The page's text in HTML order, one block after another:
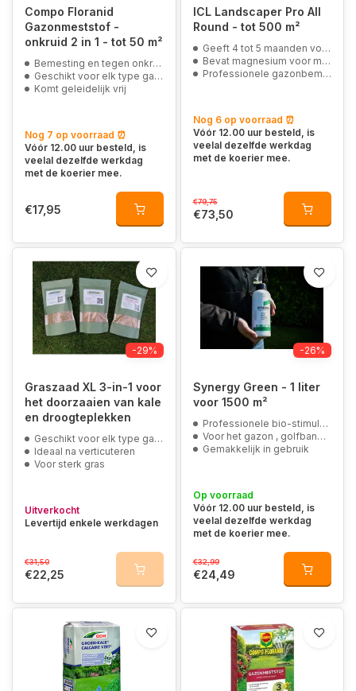
Compo Floranid
Gazonmeststof -
onkruid 2 in 1 - tot 50 m²
Bemesting en tegen onkruid
Geschikt voor elk type gazon
Komt geleidelijk vrij
Nog 7 op voorraad ⏰
Vóór 12.00 uur besteld, is
veelal dezelfde werkdag
met de koerier mee.
€17,95
ICL Landscaper Pro All
Round - tot 500 m²
Geeft 4 tot 5 maanden voeding
Bevat magnesium voor mooie graskleur
Professionele gazonbemesting
Nog 6 op voorraad ⏰
Vóór 12.00 uur besteld, is
veelal dezelfde werkdag
met de koerier mee.
€79,75
€73,50
-29%
Graszaad XL 3-in-1 voor
het doorzaaien van kale
en droogteplekken
Geschikt voor elk type gazon
Ideaal na verticuteren
Voor sterk gras
Uitverkocht
Levertijd enkele werkdagen
€31,50
€22,25
-26%
Synergy Green - 1 liter
voor 1500 m²
Professionele bio-stimulans
Voor het gazon , golfbanen en sportvelden
Gemakkelijk in gebruik
Op voorraad
Vóór 12.00 uur besteld, is
veelal dezelfde werkdag
met de koerier mee.
€32,99
€24,49